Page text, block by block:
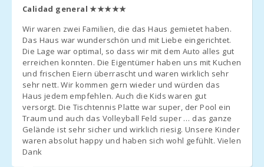
Мондраго (км):
Пляж Кала
Тропикана (км):
Пляж Порто-
Ново (км):
Пляж Кала
Мурада (км):
Пляж S´Arenal
Порто Колом
(км):
Паркування : Доступне на вулиці або в гаражі, резервування
не потрібно.
Ліжечко та стільчик для годування: Безкоштовно (за
попереднім запитом).
Друге ліжечко: 20 € за день.
Додаткове ліжко: 38 € за день (доступне лише за
попередньою угодою).
комісія: 6.3%
Інструкції для Прибуття
Підтвердити час прибуття
: Зв′язатися з агентством перед
Calidad general★★★★★
Wir waren zwei Familien, die das Haus gemietet haben.
Das Haus war wunderschön und mit Liebe eingerichtet.
Die Lage war optimal, so dass wir mit dem Auto alles gut
erreichen konnten. Die Eigentümer haben uns mit Kuchen
und frischen Eiern überrascht und waren wirklich sehr
sehr nett. Wir kommen gern wieder und würden das
Haus jedem empfehlen. Auch die Kids waren gut
versorgt. Die Tischtennis Platte war super, der Pool ein
Traum und auch das Volleyball Feld super … das ganze
Gelände ist sehr sicher und wirklich riesig. Unsere Kinder
waren absolut happy und haben sich wohl gefühlt. Vielen
Dank